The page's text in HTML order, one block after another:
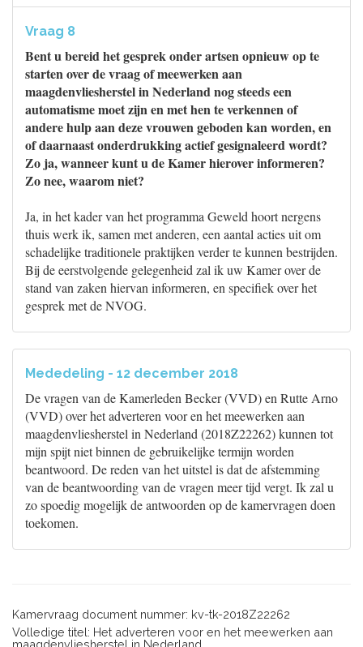
Vraag 8
Bent u bereid het gesprek onder artsen opnieuw op te
starten over de vraag of meewerken aan
maagdenvliesherstel in Nederland nog steeds een
automatisme moet zijn en met hen te verkennen of
andere hulp aan deze vrouwen geboden kan worden, en
of daarnaast onderdrukking actief gesignaleerd wordt?
Zo ja, wanneer kunt u de Kamer hierover informeren?
Zo nee, waarom niet?
Ja, in het kader van het programma Geweld hoort nergens
thuis werk ik, samen met anderen, een aantal acties uit om
schadelijke traditionele praktijken verder te kunnen bestrijden.
Bij de eerstvolgende gelegenheid zal ik uw Kamer over de
stand van zaken hiervan informeren, en specifiek over het
gesprek met de NVOG.
Mededeling - 12 december 2018
De vragen van de Kamerleden Becker (VVD) en Rutte Arno
(VVD) over het adverteren voor en het meewerken aan
maagdenvliesherstel in Nederland (2018Z22262) kunnen tot
mijn spijt niet binnen de gebruikelijke termijn worden
beantwoord. De reden van het uitstel is dat de afstemming
van de beantwoording van de vragen meer tijd vergt. Ik zal u
zo spoedig mogelijk de antwoorden op de kamervragen doen
toekomen.
Kamervraag document nummer: kv-tk-2018Z22262
Volledige titel: Het adverteren voor en het meewerken aan
maagdenvliesherstel in Nederland